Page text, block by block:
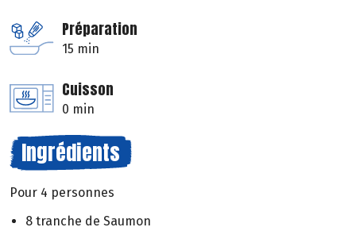
Préparation
15 min
Cuisson
0 min
Ingrédients
Pour 4 personnes
8 tranche de Saumon